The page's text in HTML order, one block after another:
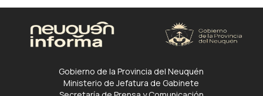
Gobierno de la Provincia del Neuquén
Ministerio de Jefatura de Gabinete